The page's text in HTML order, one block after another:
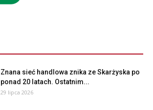
Znana sieć handlowa znika ze Skarżyska po
ponad 20 latach. Ostatnim...
29 lipca 2026